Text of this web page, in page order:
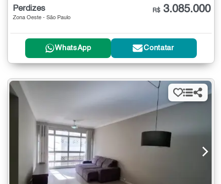
Perdizes
Zona Oeste - São Paulo
R$ 3.085.000
WhatsApp Contatar